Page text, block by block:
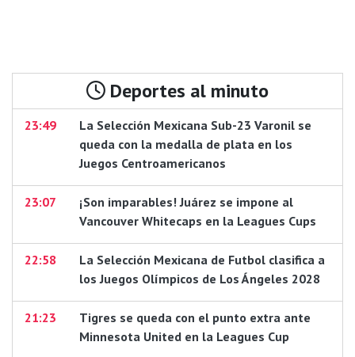
Deportes al minuto
23:49
La Selección Mexicana Sub-23 Varonil se
queda con la medalla de plata en los
Juegos Centroamericanos
23:07
¡Son imparables! Juárez se impone al
Vancouver Whitecaps en la Leagues Cups
22:58
La Selección Mexicana de Futbol clasifica a
los Juegos Olímpicos de Los Ángeles 2028
21:23
Tigres se queda con el punto extra ante
Minnesota United en la Leagues Cup